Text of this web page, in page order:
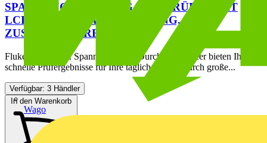
Wago
SPANNUNGS-/DURCHGANGSPRÜFER MIT
LCD, WIDERSTANDSMESSUNG,
ZUSCHALTBARER LAST...
Fluke T150 VDE Spannungs- und Durchgangsprüfer bieten Ihnen
schnelle Prüfergebnisse für Ihre tägliche Arbeit durch große...
Verfügbar: 3 Händler
In den Warenkorb